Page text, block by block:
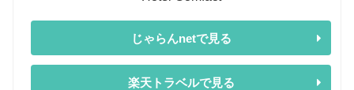
じゃらんnetで見る
楽天トラベルで見る